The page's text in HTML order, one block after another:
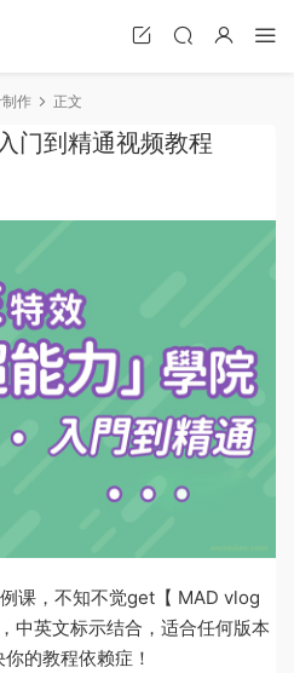
作 正文
门到精通视频教程
课，不知不觉get【 MAD vlog
中英文标示结合，适合任何版本
的教程依赖症！